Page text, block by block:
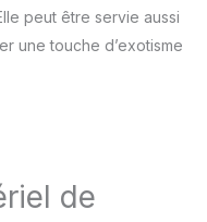
peut être servie aussi
une touche d’exotisme
de